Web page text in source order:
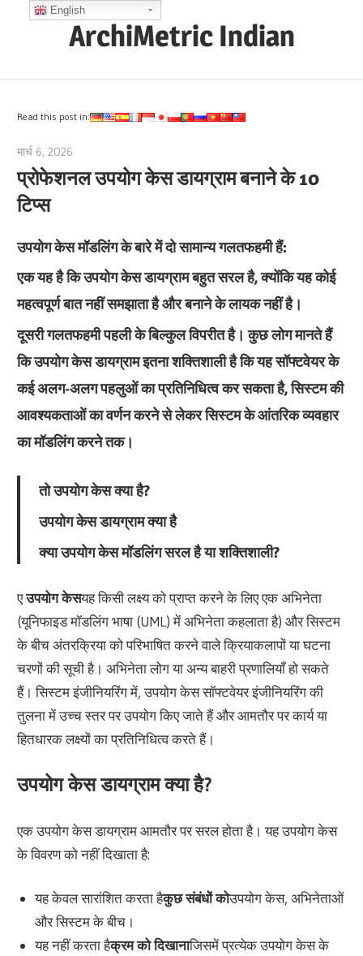
ArchiMetric Indian
Ops,
Agile
and
More
Read this post in:
मार्च 6, 2026
प्रोफेशनल उपयोग केस डायग्राम बनाने के 10
टिप्स
उपयोग केस मॉडलिंग के बारे में दो सामान्य गलतफहमी हैं:
एक यह है कि उपयोग केस डायग्राम बहुत सरल है, क्योंकि यह कोई
महत्वपूर्ण बात नहीं समझाता है और बनाने के लायक नहीं है।
दूसरी गलतफहमी पहली के बिल्कुल विपरीत है। कुछ लोग मानते हैं
कि उपयोग केस डायग्राम इतना शक्तिशाली है कि यह सॉफ्टवेयर के
कई अलग-अलग पहलुओं का प्रतिनिधित्व कर सकता है, सिस्टम की
आवश्यकताओं का वर्णन करने से लेकर सिस्टम के आंतरिक व्यवहार
का मॉडलिंग करने तक।
तो उपयोग केस क्या है?
उपयोग केस डायग्राम क्या है
क्या उपयोग केस मॉडलिंग सरल है या शक्तिशाली?
एउपयोग केसयह किसी लक्ष्य को प्राप्त करने के लिए एक अभिनेता
(यूनिफाइड मॉडलिंग भाषा (UML) में अभिनेता कहलाता है) और सिस्टम
के बीच अंतरक्रिया को परिभाषित करने वाले क्रियाकलापों या घटना
चरणों की सूची है। अभिनेता लोग या अन्य बाहरी प्रणालियाँ हो सकते
हैं। सिस्टम इंजीनियरिंग में, उपयोग केस सॉफ्टवेयर इंजीनियरिंग की
तुलना में उच्च स्तर पर उपयोग किए जाते हैं और आमतौर पर कार्य या
हितधारक लक्ष्यों का प्रतिनिधित्व करते हैं।
उपयोग केस डायग्राम क्या है?
एक उपयोग केस डायग्राम आमतौर पर सरल होता है। यह उपयोग केस
के विवरण को नहीं दिखाता है:
यह केवल सारांशित करता हैकुछ संबंधों कोउपयोग केस, अभिनेताओं
और सिस्टम के बीच।
यह नहीं करता हैक्रम को दिखानाजिसमें प्रत्येक उपयोग केस के
English